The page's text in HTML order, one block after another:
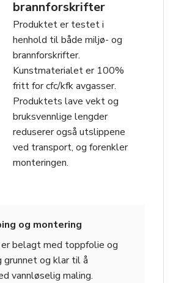
brannforskrifter
Produktet er testet i
henhold til både miljø- og
brannforskrifter.
Kunstmaterialet er 100%
fritt for cfc/kfk avgasser.
Produktets lave vekt og
bruksvennlige lengder
reduserer også utslippene
ved transport, og forenkler
monteringen.
og montering
belagt med toppfolie og
grunnet og klar til å
vannløselig maling.